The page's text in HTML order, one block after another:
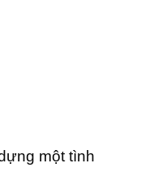
một tình